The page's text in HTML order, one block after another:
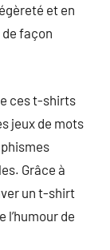
et en
façon
ces t-shirts
jeux de mots
Grâce à
un t-shirt
l’humour de